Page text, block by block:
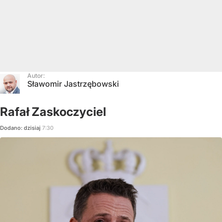
Autor:
Sławomir Jastrzębowski
Rafał Zaskoczyciel
Dodano: dzisiaj 7:30